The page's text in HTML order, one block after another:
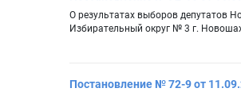
О результатах выборов депутатов
Избирательный округ № 3 г.
Постановление № 72-9 от